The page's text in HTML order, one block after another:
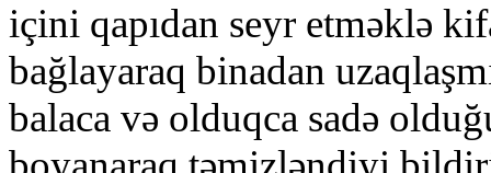
içini qapıdan seyr etməklə
bağlayaraq binadan
balaca və olduqca sadə